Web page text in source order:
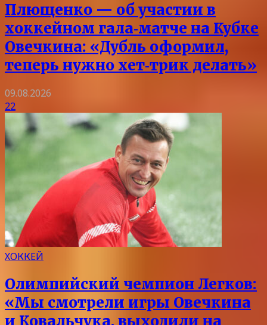
Плющенко — об участии в
хоккейном гала‑матче на Кубке
Овечкина: «Дубль оформил,
теперь нужно хет‑трик делать»
09.08.2026
22
ХОККЕЙ
Олимпийский чемпион Легков:
«Мы смотрели игры Овечкина
и Ковальчука, выходили на